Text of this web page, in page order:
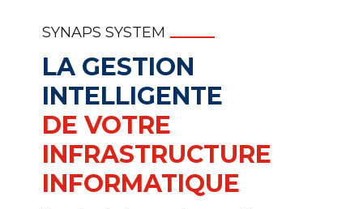
SYNAPS SYSTEM
LA GESTION
INTELLIGENTE
DE VOTRE
INFRASTRUCTURE
INFORMATIQUE